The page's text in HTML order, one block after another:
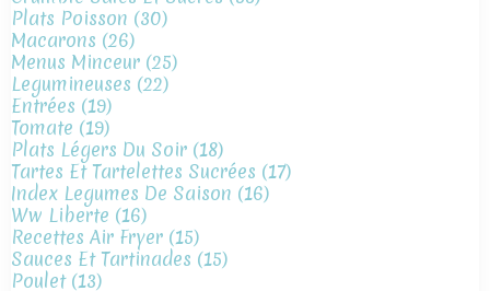
Plats Poisson (30)
Macarons (26)
Menus Minceur (25)
Legumineuses (22)
Entrées (19)
Tomate (19)
Plats Légers Du Soir (18)
Tartes Et Tartelettes Sucrées (17)
Index Legumes De Saison (16)
Ww Liberte (16)
Recettes Air Fryer (15)
Sauces Et Tartinades (15)
Poulet(13)